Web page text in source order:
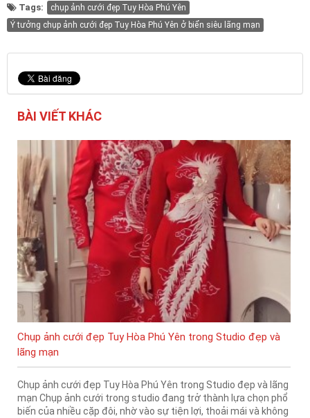
Tags:
chụp ảnh cưới đẹp Tuy Hòa Phú Yên
Ý tưởng chụp ảnh cưới đẹp Tuy Hòa Phú Yên ở biển siêu lãng mạn
BÀI VIẾT KHÁC
Chụp ảnh cưới đẹp Tuy Hòa Phú Yên trong Studio đẹp và
lãng mạn
Chụp ảnh cưới đẹp Tuy Hòa Phú Yên trong Studio đẹp và lãng
mạn Chụp ảnh cưới trong studio đang trở thành lựa chọn phổ
biến của nhiều cặp đôi, nhờ vào sự tiện lợi, thoải mái và không